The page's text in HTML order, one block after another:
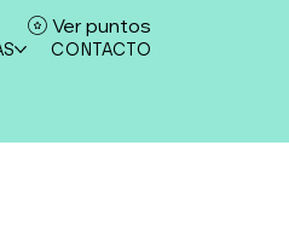
CONTACTO
Ver puntos